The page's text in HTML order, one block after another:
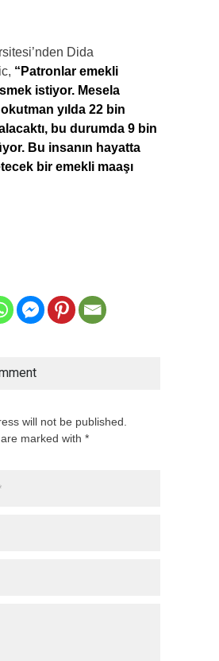
Dida
“Patronlar emekli
istiyor. Mesela
yılda 22 bin
bu durumda 9 bin
Bu insanın hayatta
bir emekli maaşı
will not be published.
marked with *